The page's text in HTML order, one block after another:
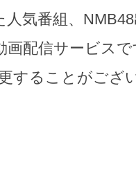
気番組、
画配信サービス
することがござ